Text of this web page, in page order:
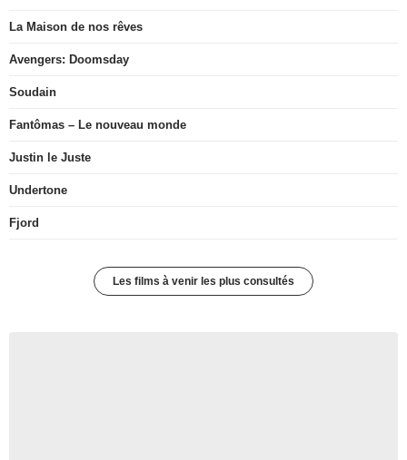
La Maison de nos rêves
Avengers: Doomsday
Soudain
Fantômas – Le nouveau monde
Justin le Juste
Undertone
Fjord
Les films à venir les plus consultés